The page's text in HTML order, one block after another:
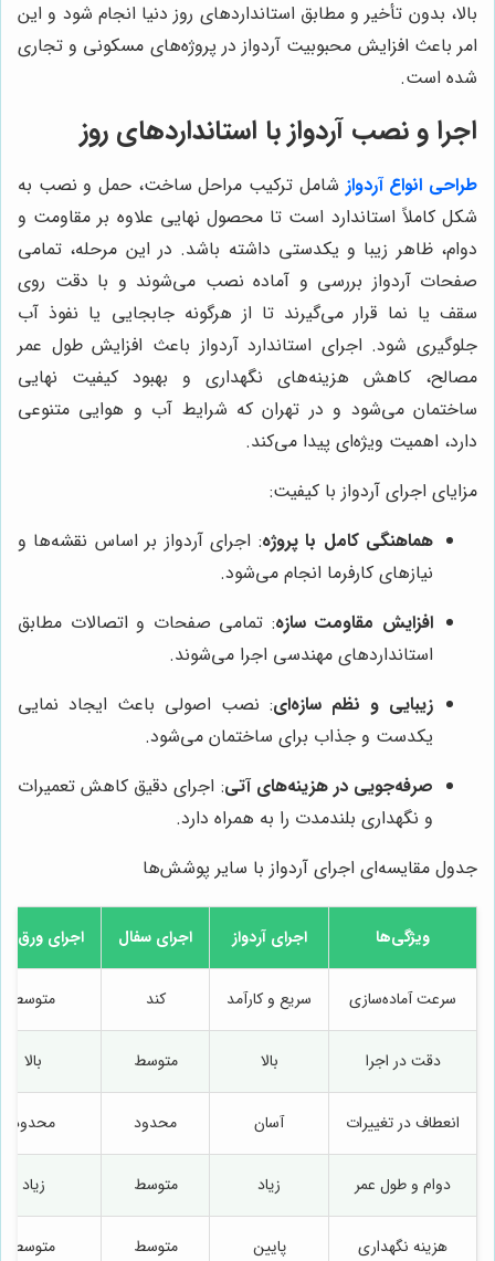
بالا، بدون تأخیر و مطابق استانداردهای روز دنیا انجام شود و این
امر باعث افزایش محبوبیت آردواز در پروژه‌های مسکونی و تجاری
شده است.
اجرا و نصب آردواز با استانداردهای روز
طراحی انواع آردواز شامل ترکیب مراحل ساخت، حمل و نصب به
شکل کاملاً استاندارد است تا محصول نهایی علاوه بر مقاومت و
دوام، ظاهر زیبا و یکدستی داشته باشد. در این مرحله، تمامی
صفحات آردواز بررسی و آماده نصب می‌شوند و با دقت روی
سقف یا نما قرار می‌گیرند تا از هرگونه جابجایی یا نفوذ آب
جلوگیری شود. اجرای استاندارد آردواز باعث افزایش طول عمر
مصالح، کاهش هزینه‌های نگهداری و بهبود کیفیت نهایی
ساختمان می‌شود و در تهران که شرایط آب و هوایی متنوعی
دارد، اهمیت ویژه‌ای پیدا می‌کند.
مزایای اجرای آردواز با کیفیت:
هماهنگی کامل با پروژه: اجرای آردواز بر اساس نقشه‌ها و
نیازهای کارفرما انجام می‌شود.
افزایش مقاومت سازه: تمامی صفحات و اتصالات مطابق
استانداردهای مهندسی اجرا می‌شوند.
زیبایی و نظم سازه‌ای: نصب اصولی باعث ایجاد نمایی
یکدست و جذاب برای ساختمان می‌شود.
صرفه‌جویی در هزینه‌های آتی: اجرای دقیق کاهش تعمیرات
و نگهداری بلندمدت را به همراه دارد.
جدول مقایسه‌ای اجرای آردواز با سایر پوشش‌ها
ویژگی‌ها اجرای آردواز اجرای سفال اجرای ورق
سرعت آماده‌سازی سریع و کارآمد کند متوسط
دقت در اجرا بالا متوسط بالا
انعطاف در تغییرات آسان محدود محدود
دوام و طول عمر زیاد متوسط زیاد
هزینه نگهداری پایین متوسط متوسط